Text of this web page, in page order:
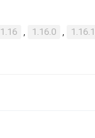
1.16 , 1.16.0 , 1.16.1